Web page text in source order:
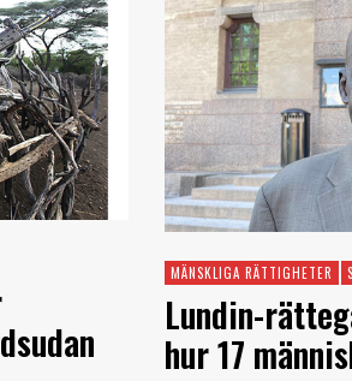
MÄNSKLIGA RÄTTIGHETER
Lundin-
hur 17